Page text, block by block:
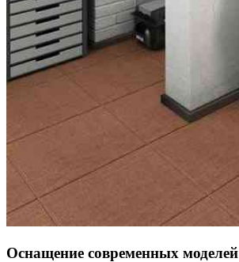
Оснащение современных моделей